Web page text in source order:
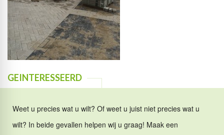
GEINTERESSEERD
Weet u precies wat u wilt? Of weet u juist niet precies wat u
wilt? In beide gevallen helpen wij u graag! Maak een